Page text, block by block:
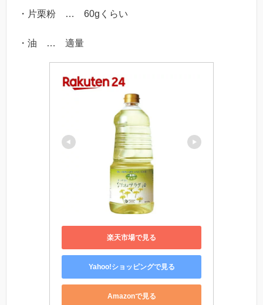
・片栗粉 … 60gくらい
・油 … 適量
楽天市場で見る
Yahoo!ショッピングで見る
Amazonで見る